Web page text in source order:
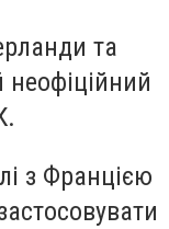
та
неофіційний
з Францією